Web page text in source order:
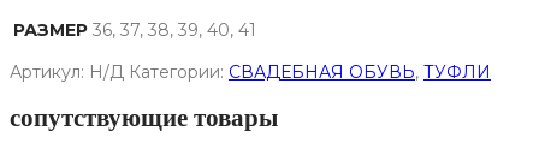
РАЗМЕР 36, 37, 38, 39, 40, 41
Артикул: Н/Д Категории: СВАДЕБНАЯ ОБУВЬ, ТУФЛИ
сопутствующие товары